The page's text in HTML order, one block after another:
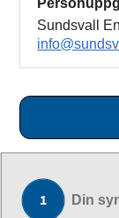
Sundsvall
Din